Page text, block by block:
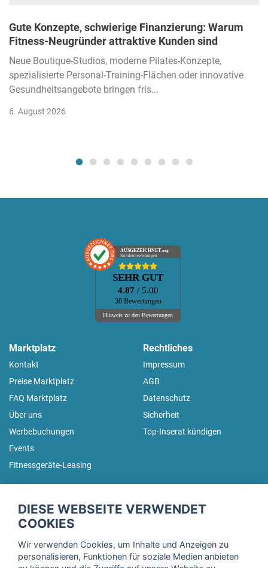
Gute Konzepte, schwierige Finanzierung: Warum
Fitness-Neugründer attraktive Kunden sind
Neue Boutique-Studios, moderne Pilates-Konzepte,
spezialisierte Personal-Training-Flächen oder innovative
Gesundheitsangebote bringen fris...
6. August 2026
AUSGEZEICHNET.org
Kundenbewertungen
SEHR GUT
4.87 / 5.00
30 Bewertungen
Hinweis zu den Bewertungen
Marktplatz
Kontakt
Preise Marktplatz
FAQ Marktplatz
Über uns
Werbebuchungen
Events
Fitnessgeräte-Leasing
Rechtliches
Impressum
AGB
Datenschutz
Sicherheit
Top-Inserat kündigen
Trage dich hier für unseren Newsletter ein und erhalte regelmäßig
DIESE WEBSEITE VERWENDET
COOKIES
Wir verwenden Cookies, um Inhalte und Anzeigen zu
personalisieren, Funktionen für soziale Medien anbieten